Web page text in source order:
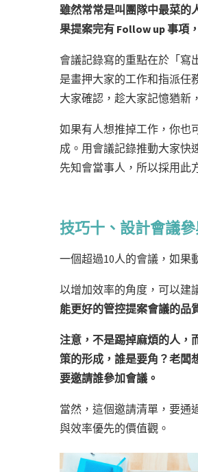
雖然常常是叫團隊中最菜的
果提案完有 Follow up 事項
會議記錄寫的重點在於「寫
是畫押大家的工作和指派任
大家確認，趁大家記憶猶新
如果有人想推掉工作，你也
成。用會議記錄推動大家快
先知會當事人，所以採用此
技巧十、設計會議
一個超過10人的會議，如果
以增加效率的角度，可以建
能更好的管控提案會議的品
注意，不是踢掉麻煩的人，
策的形成，誰是要角？老闆
要邀請誰參加會議。
當然，這個邀請清單，要通
與效率優先的價值觀。